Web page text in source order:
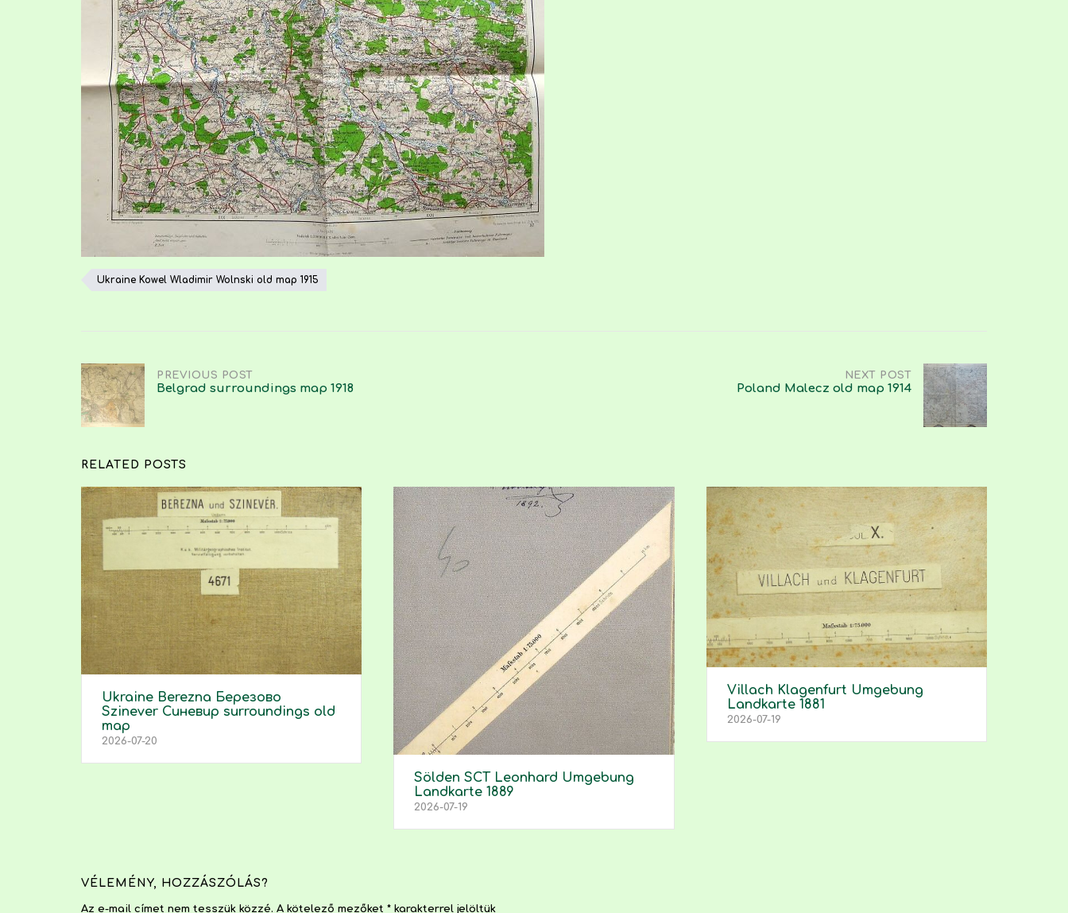
Ukraine Kowel Wladimir Wolnski old map 1915
Post
navigation
PREVIOUS POST
Belgrad surroundings map 1918
NEXT POST
Poland Malecz old map 1914
RELATED POSTS
Ukraine Berezna Березово
Szinever Синевир surroundings old
map
2026-07-20
Sölden SCT Leonhard Umgebung
Landkarte 1889
2026-07-19
Villach Klagenfurt Umgebung
Landkarte 1881
2026-07-19
VÉLEMÉNY, HOZZÁSZÓLÁS?
Az e-mail címet nem tesszük közzé. A kötelező mezőket * karakterrel jelöltük